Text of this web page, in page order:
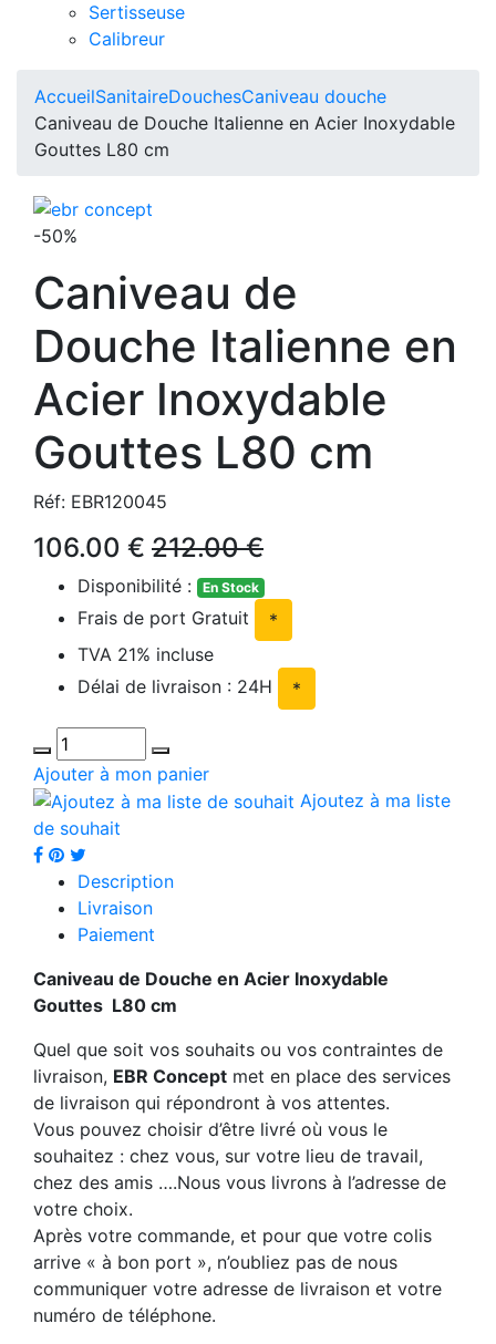
Sertisseuse
Calibreur
AccueilSanitaireDouchesCaniveau douche
Caniveau de Douche Italienne en Acier Inoxydable
Gouttes L80 cm
-50%
Caniveau de
Douche Italienne en
Acier Inoxydable
Gouttes L80 cm
Réf: EBR120045
106.00 € 212.00 €
Disponibilité : En Stock
Frais de port Gratuit
*
TVA 21% incluse
Délai de livraison : 24H
*
Ajouter à mon panier
Ajoutez à ma liste
de souhait
Description
Livraison
Paiement
Caniveau de Douche en Acier Inoxydable
Gouttes L80 cm
Quel que soit vos souhaits ou vos contraintes de
livraison, EBR Concept met en place des services
de livraison qui répondront à vos attentes.
Vous pouvez choisir d’être livré où vous le
souhaitez : chez vous, sur votre lieu de travail,
chez des amis ….Nous vous livrons à l’adresse de
votre choix.
Après votre commande, et pour que votre colis
arrive « à bon port », n’oubliez pas de nous
communiquer votre adresse de livraison et votre
numéro de téléphone.